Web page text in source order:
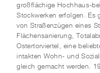
großflächige Hochhaus-
Stockwerken erfolgen. Es
von Straßenzügen eines
Flächensanierung,
Ostertorviertel, eine
intakten Wohn- und
gleich gemacht werden.